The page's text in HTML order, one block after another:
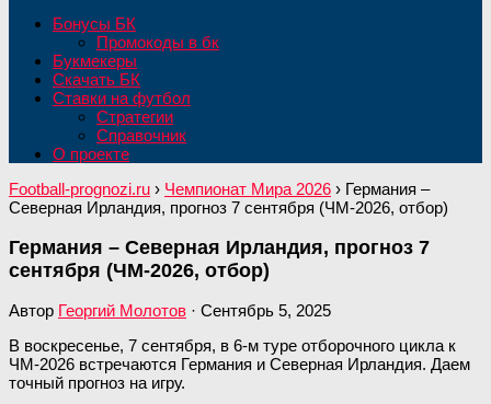
Бонусы БК
Промокоды в бк
Букмекеры
Скачать БК
Ставки на футбол
Стратегии
Справочник
О проекте
Football-prognozi.ru › Чемпионат Мира 2026 › Германия –
Северная Ирландия, прогноз 7 сентября (ЧМ-2026, отбор)
Германия – Северная Ирландия, прогноз 7
сентября (ЧМ-2026, отбор)
Автор Георгий Молотов · Сентябрь 5, 2025
В воскресенье, 7 сентября, в 6-м туре отборочного цикла к
ЧМ-2026 встречаются Германия и Северная Ирландия. Даем
точный прогноз на игру.